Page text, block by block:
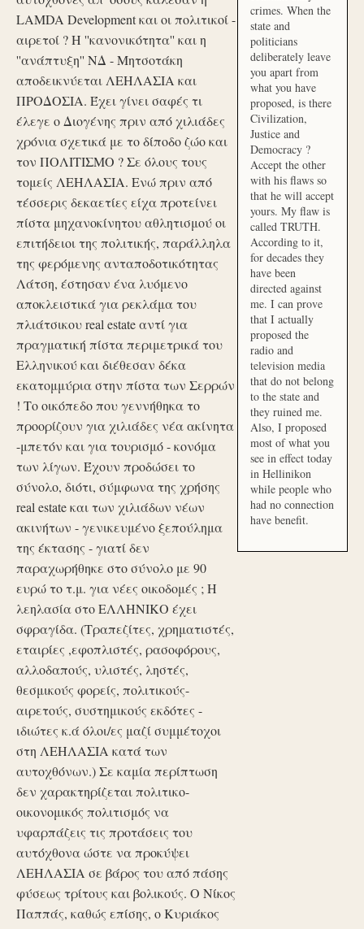
LAMDA Development και οι πολιτικοί -
αιρετοί ? Η ''κανονικότητα'' και η
''ανάπτυξη'' ΝΔ - Μητσοτάκη
αποδεικνύεται ΛΕΗΛΑΣΙΑ και
ΠΡΟΔΟΣΙΑ. Έχει γίνει σαφές τι
έλεγε ο Διογένης πριν από χιλιάδες
χρόνια σχετικά με το δίποδο ζώο και
τον ΠΟΛΙΤΙΣΜΟ ? Σε όλους τους
τομείς ΛΕΗΛΑΣΙΑ. Ενώ πριν από
τέσσερις δεκαετίες είχα προτείνει
πίστα μηχανοκίνητου αθλητισμού οι
επιτήδειοι της πολιτικής, παράλληλα
της φερόμενης ανταποδοτικότητας
Λάτση, έστησαν ένα λυόμενο
αποκλειστικά για ρεκλάμα του
πλιάτσικου real estate αντί για
πραγματική πίστα περιμετρικά του
Ελληνικού και διέθεσαν δέκα
εκατομμύρια στην πίστα των Σερρών
! Το οικόπεδο που γεννήθηκα το
προορίζουν για χιλιάδες νέα ακίνητα
-μπετόν και για τουρισμό - κονόμα
των λίγων. Έχουν προδώσει το
σύνολο, διότι, σύμφωνα της χρήσης
real estate και των χιλιάδων νέων
ακινήτων - γενικευμένο ξεπούλημα
της έκτασης - γιατί δεν
παραχωρήθηκε στο σύνολο με 90
ευρώ το τ.μ. για νέες οικοδομές ; Η
λεηλασία στο ΕΛΛΗΝΙΚΟ έχει
σφραγίδα. (Τραπεζίτες, χρηματιστές,
εταιρίες ,εφοπλιστές, ρασοφόρους,
αλλοδαπούς, υλιστές, ληστές,
θεσμικούς φορείς, πολιτικούς-
αιρετούς, συστημικούς εκδότες -
ιδιώτες κ.ά όλοι/ες μαζί συμμέτοχοι
στη ΛΕΗΛΑΣΙΑ κατά των
αυτοχθόνων.) Σε καμία περίπτωση
δεν χαρακτηρίζεται πολιτικο-
οικονομικός πολιτισμός να
υφαρπάζεις τις προτάσεις του
αυτόχθονα ώστε να προκύψει
ΛΕΗΛΑΣΙΑ σε βάρος του από πάσης
φύσεως τρίτους και βολικούς. Ο Νίκος
Παππάς, καθώς επίσης, ο Κυριάκος
crimes. When the
state and
politicians
deliberately leave
you apart from
what you have
proposed, is there
Civilization,
Justice and
Democracy ?
Accept the other
with his flaws so
that he will accept
yours. My flaw is
called TRUTH.
According to it,
for decades they
have been
directed against
me. I can prove
that I actually
proposed the
radio and
television media
that do not belong
to the state and
they ruined me.
Also, I proposed
most of what you
see in effect today
in Hellinikon
while people who
had no connection
have benefit.